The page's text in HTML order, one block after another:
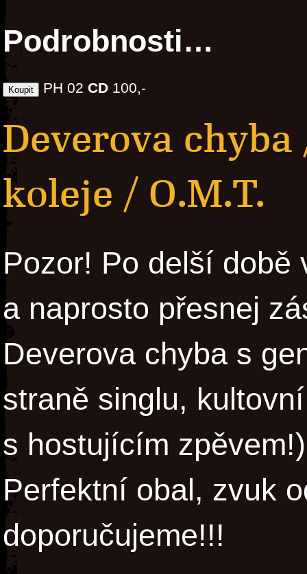
Podrobnosti…
PH 02 CD 100,-
Deverova
koleje / O.M.T.
Pozor! Po delší době
a naprosto přesnej
Deverova chyba s
straně singlu,
s hostujícím
Perfektní obal, zvuk
doporučujeme!!!